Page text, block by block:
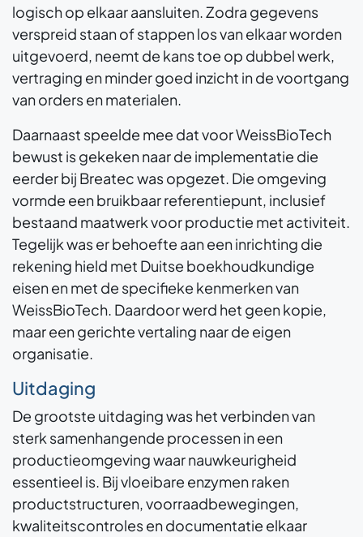
logisch op elkaar aansluiten. Zodra gegevens
verspreid staan of stappen los van elkaar worden
uitgevoerd, neemt de kans toe op dubbel werk,
vertraging en minder goed inzicht in de voortgang
van orders en materialen.
Daarnaast speelde mee dat voor WeissBioTech
bewust is gekeken naar de implementatie die
eerder bij Breatec was opgezet. Die omgeving
vormde een bruikbaar referentiepunt, inclusief
bestaand maatwerk voor productie met activiteit.
Tegelijk was er behoefte aan een inrichting die
rekening hield met Duitse boekhoudkundige
eisen en met de specifieke kenmerken van
WeissBioTech. Daardoor werd het geen kopie,
maar een gerichte vertaling naar de eigen
organisatie.
Uitdaging
De grootste uitdaging was het verbinden van
sterk samenhangende processen in een
productieomgeving waar nauwkeurigheid
essentieel is. Bij vloeibare enzymen raken
productstructuren, voorraadbewegingen,
kwaliteitscontroles en documentatie elkaar